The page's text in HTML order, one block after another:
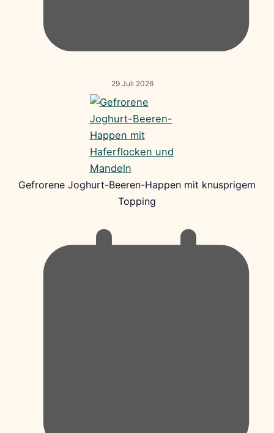
29 Juli 2026
Gefrorene Joghurt-Beeren-Happen mit knusprigem
Topping